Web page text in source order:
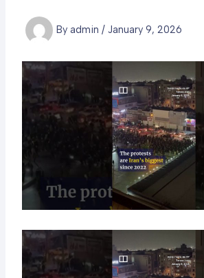
By admin / January 9, 2026